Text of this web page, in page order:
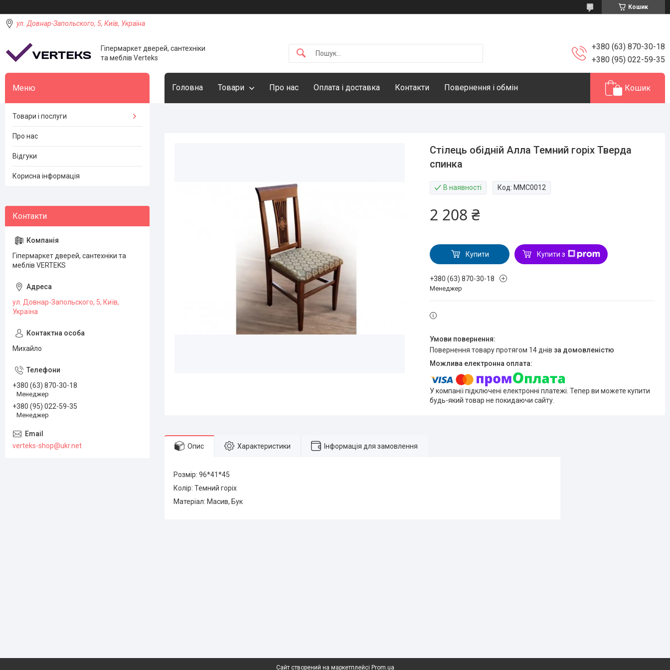
Кошик
ул. Довнар-Запольского, 5, Київ, Україна
Гіпермаркет дверей, сантехніки
та меблів Verteks
+380 (63) 870-30-18
+380 (95) 022-59-35
Головна Товари Про нас Оплата і доставка Контакти Повернення і обмін Кошик
Стілець обідній Алла Темний горіх Тверда
спинка
В наявності Код: ММС0012
2 208 ₴
Купити Купити з
+380 (63) 870-30-18
Менеджер
повернення товару протягом 14 днів за домовленістю
У компанії підключені електронні платежі. Тепер ви можете купити
будь-який товар не покидаючи сайту.
Опис Характеристики Інформація для замовлення
Розмір: 96*41*45
Колір: Темний горіх
Матеріал: Масив, Бук
Товари і послуги
Про нас
Відгуки
Корисна інформація
Гіпермаркет дверей, сантехніки та
меблів VERTEKS
ул. Довнар-Запольского, 5, Київ,
Україна
Михайло
+380 (63) 870-30-18
Менеджер
+380 (95) 022-59-35
Менеджер
verteks-shop@ukr.net
Сайт створений на маркетплейсі Prom.ua